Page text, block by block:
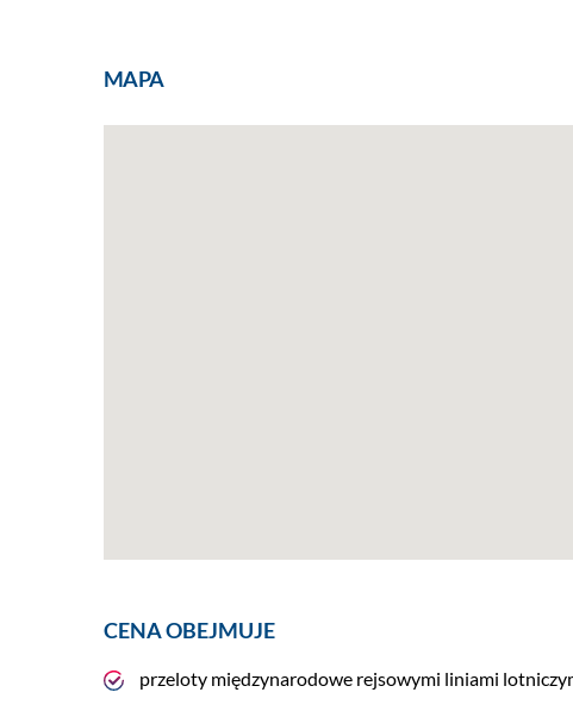
MAPA
CENA OBEJMUJE
przeloty międzynarodowe rejsowymi liniami